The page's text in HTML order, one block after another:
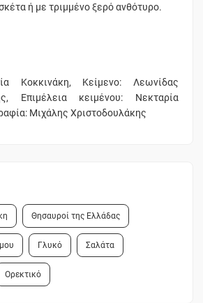
ή με τριμμένο ξερό ανθότυρο.
Κοκκινάκη, Κείμενο: Λεωνίδας
Επιμέλεια κειμένου: Νεκταρία
Μιχάλης Χριστοδουλάκης
Θησαυροί της Ελλάδας
Γλυκό Σαλάτα
Ορεκτικό